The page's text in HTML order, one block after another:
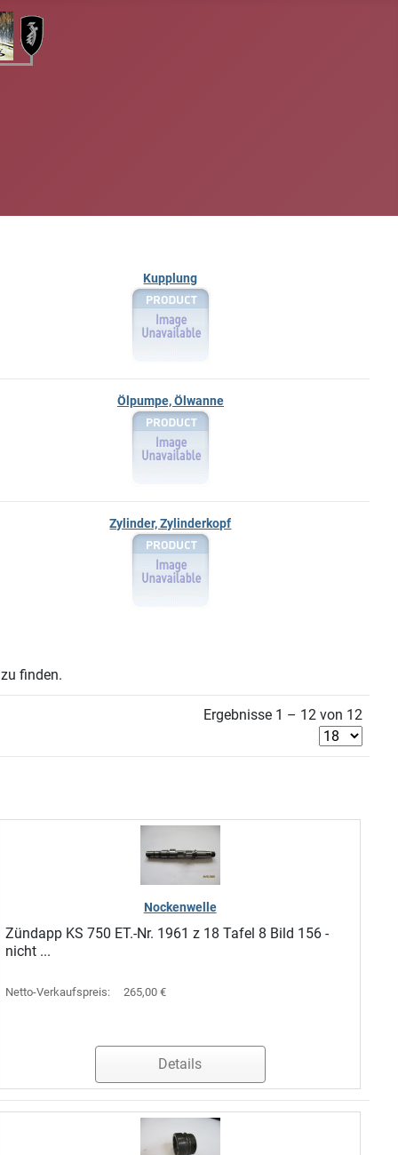
Kupplung
Ölpumpe, Ölwanne
Zylinder, Zylinderkopf
finden.
Ergebnisse 1 – 12 von 12
Nockenwelle
Zündapp KS 750 ET.-Nr. 1961 z 18 Tafel 8 Bild 156 -
nicht ...
Netto-Verkaufspreis: 265,00 €
Details